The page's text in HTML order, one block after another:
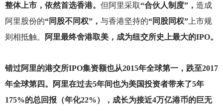
整体上市，依然首选香港。 但阿里采取“合伙人制度”， 造成
阿里股份的“同股不同权”， 与香港坚持的“同股同权”上市规
则相抵触。
阿里最终舍港取美，成为纽交所史上最大的IPO。
错过阿里的港交所IPO集资额也从2015年全球第一，跌至2017
年全球第四。阿里在过去5年间也为美国投资者带来了5年
175%的总回报（年化22%），成长为接近4万亿港币的巨无